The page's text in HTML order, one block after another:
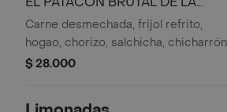
CASA
Carne desmechada, frijol refrito,
hogao, chorizo, salchicha,
maduritos, cebolla caramelizada,
$ 28.000